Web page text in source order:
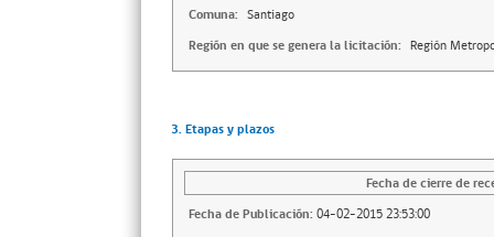
Comuna: Santiago
Región en que se genera la licitación: Región
3. Etapas y plazos
Fecha de cierre de
Fecha de Publicación: 04-02-2015 23:53:00